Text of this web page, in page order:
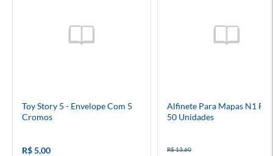
Toy Story 5 - Envelope Com 5
Cromos
R$ 5,00
Alfinete Para Mapas N1
50 Unidades
R$ 13,60